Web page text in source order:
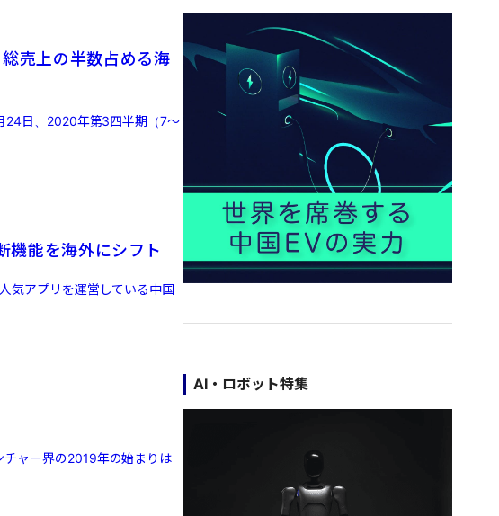
売上の半数占める海
24日、2020年第3四半期（7～
機能を海外にシフト
気アプリを運営している中国
ャー界の2019年の始まりは
AI・ロボット特集